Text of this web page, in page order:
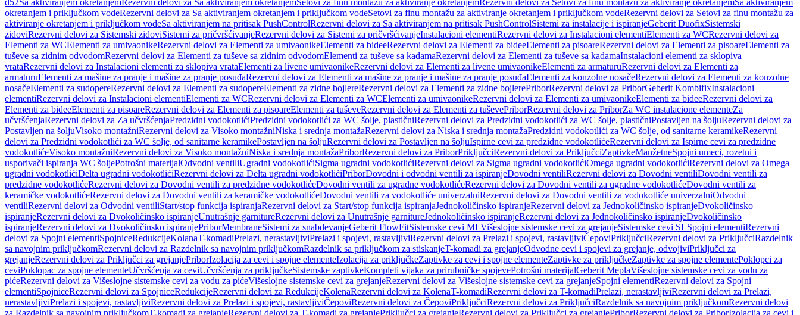
d52Sa aktiviranjem okretanjemRezervni delovi za Sa aktiviranjem okretanjemSetovi za finu montažu za aktiviranje okretanjemRezervni delovi za Setovi za finu montažu za aktiviranje okretanjemSa aktiviranjem
okretanjem i priključkom vodeRezervni delovi za Sa aktiviranjem okretanjem i priključkom vodeSetovi za finu montažu za aktiviranje okretanjem i priključkom vodeRezervni delovi za Setovi za finu montažu za
aktiviranje okretanjem i priključkom vodeSa aktiviranjem na pritisak PushControlRezervni delovi za Sa aktiviranjem na pritisak PushControlSistemi za instalacije i ispiranjeGeberit DuofixSistemski
zidoviRezervni delovi za Sistemski zidoviSistemi za pričvršćivanjeRezervni delovi za Sistemi za pričvršćivanjeInstalacioni elementiRezervni delovi za Instalacioni elementiElementi za WCRezervni delovi za
Elementi za WCElementi za umivaonikeRezervni delovi za Elementi za umivaonikeElementi za bideeRezervni delovi za Elementi za bideeElementi za pisoareRezervni delovi za Elementi za pisoareElementi za
tuševe sa zidnim odvodomRezervni delovi za Elementi za tuševe sa zidnim odvodomElementi za tuševe sa kadamaRezervni delovi za Elementi za tuševe sa kadamaInstalacioni elementi za sklopiva
vrataRezervni delovi za Instalacioni elementi za sklopiva vrataElementi za livene umivaonikeRezervni delovi za Elementi za livene umivaonikeElementi za armaturuRezervni delovi za Elementi za
armaturuElementi za mašine za pranje i mašine za pranje posuđaRezervni delovi za Elementi za mašine za pranje i mašine za pranje posuđaElementi za konzolne nosačeRezervni delovi za Elementi za konzolne
nosačeElementi za sudopereRezervni delovi za Elementi za sudopereElementi za zidne bojlereRezervni delovi za Elementi za zidne bojlerePriborRezervni delovi za PriborGeberit KombifixInstalacioni
elementiRezervni delovi za Instalacioni elementiElementi za WCRezervni delovi za Elementi za WCElementi za umivaonikeRezervni delovi za Elementi za umivaonikeElementi za bideeRezervni delovi za
Elementi za bideeElementi za pisoareRezervni delovi za Elementi za pisoareElementi za tuševeRezervni delovi za Elementi za tuševePriborRezervni delovi za PriborZa WC instalacione elementeZa
učvršćenjaRezervni delovi za Za učvršćenjaPredzidni vodokotlićiPredzidni vodokotlići za WC šolje, plastičniRezervni delovi za Predzidni vodokotlići za WC šolje, plastičniPostavljen na šoljuRezervni delovi za
Postavljen na šoljuVisoko montažniRezervni delovi za Visoko montažniNiska i srednja montažaRezervni delovi za Niska i srednja montažaPredzidni vodokotlići za WC šolje, od sanitarne keramikeRezervni
delovi za Predzidni vodokotlići za WC šolje, od sanitarne keramikePostavljen na šoljuRezervni delovi za Postavljen na šoljuIspirne cevi za predzidne vodokotlićeRezervni delovi za Ispirne cevi za predzidne
vodokotlićeVisoko montažniRezervni delovi za Visoko montažniNiska i srednja montažaPriborRezervni delovi za PriborPriključciRezervni delovi za PriključciZaptivkeManžetneSpojni umeci, rozetni i
usporivači ispiranja WC šoljePotrošni materijalOdvodni ventiliUgradni vodokotlićiSigma ugradni vodokotlićiRezervni delovi za Sigma ugradni vodokotlićiOmega ugradni vodokotlićiRezervni delovi za Omega
ugradni vodokotlićiDelta ugradni vodokotlićiRezervni delovi za Delta ugradni vodokotlićiPriborDovodni i odvodni ventili za ispiranjeDovodni ventiliRezervni delovi za Dovodni ventiliDovodni ventili za
predzidne vodokotlićeRezervni delovi za Dovodni ventili za predzidne vodokotlićeDovodni ventili za ugradne vodokotlićeRezervni delovi za Dovodni ventili za ugradne vodokotlićeDovodni ventili za
keramičke vodokotlićeRezervni delovi za Dovodni ventili za keramičke vodokotlićeDovodni ventili za vodokotliće univerzalniRezervni delovi za Dovodni ventili za vodokotliće univerzalniOdvodni
ventiliRezervni delovi za Odvodni ventiliStart/stop funkcija ispiranjaRezervni delovi za Start/stop funkcija ispiranjaJednokoličinsko ispiranjeRezervni delovi za Jednokoličinsko ispiranjeDvokoličinsko
ispiranjeRezervni delovi za Dvokoličinsko ispiranjeUnutrašnje garnitureRezervni delovi za Unutrašnje garnitureJednokoličinsko ispiranjeRezervni delovi za Jednokoličinsko ispiranjeDvokoličinsko
ispiranjeRezervni delovi za Dvokoličinsko ispiranjePriborMembraneSistemi za snabdevanjeGeberit FlowFitSistemske cevi MLVišeslojne sistemske cevi za grejanjeSistemske cevi SLSpojni elementiRezervni
delovi za Spojni elementiSpojniceRedukcijeKolanaT-komadiPrelazi, nerastavljiviPrelazi i spojevi, rastavljiviRezervni delovi za Prelazi i spojevi, rastavljiviČepoviPriključciRezervni delovi za PriključciRazdelnik
sa navojnim priključkomRezervni delovi za Razdelnik sa navojnim priključkomRazdelnik sa priključkom za stiskanjeT-komadi za grejanjeOdvodne cevi i spojevi za grejanje, odvojiviPriključci za
grejanjeRezervni delovi za Priključci za grejanjePriborIzolacija za cevi i spojne elementeIzolacija za priključkeZaptivke za cevi i spojne elementeZaptivke za priključkeZaptivke za spojne elementePoklopci za
ceviPoklopac za spojne elementeUčvršćenja za ceviUčvršćenja za priključkeSistemske zaptivkeKompleti vijaka za prirubničke spojevePotrošni materijalGeberit MeplaVišeslojne sistemske cevi za vodu za
pićeRezervni delovi za Višeslojne sistemske cevi za vodu za pićeVišeslojne sistemske cevi za grejanjeRezervni delovi za Višeslojne sistemske cevi za grejanjeSpojni elementiRezervni delovi za Spojni
elementiSpojniceRezervni delovi za SpojniceRedukcijeRezervni delovi za RedukcijeKolenaRezervni delovi za KolenaT-komadiRezervni delovi za T-komadiPrelazi, nerastavljiviRezervni delovi za Prelazi,
nerastavljiviPrelazi i spojevi, rastavljiviRezervni delovi za Prelazi i spojevi, rastavljiviČepoviRezervni delovi za ČepoviPriključciRezervni delovi za PriključciRazdelnik sa navojnim priključkomRezervni delovi
za Razdelnik sa navojnim priključkomT-komadi za grejanjeRezervni delovi za T-komadi za grejanjePriključci za grejanjeRezervni delovi za Priključci za grejanjePriborRezervni delovi za PriborIzolacija za cevi i